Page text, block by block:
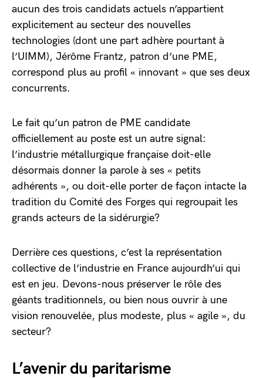
aucun des trois candidats actuels n’appartient
explicitement au secteur des nouvelles
technologies (dont une part adhère pourtant à
l’UIMM), Jérôme Frantz, patron d’une PME,
correspond plus au profil « innovant » que ses deux
concurrents.
Le fait qu’un patron de PME candidate
officiellement au poste est un autre signal:
l’industrie métallurgique française doit-elle
désormais donner la parole à ses « petits
adhérents », ou doit-elle porter de façon intacte la
tradition du Comité des Forges qui regroupait les
grands acteurs de la sidérurgie?
Derrière ces questions, c’est la représentation
collective de l’industrie en France aujourdh’ui qui
est en jeu. Devons-nous préserver le rôle des
géants traditionnels, ou bien nous ouvrir à une
vision renouvelée, plus modeste, plus « agile », du
secteur?
L’avenir du paritarisme